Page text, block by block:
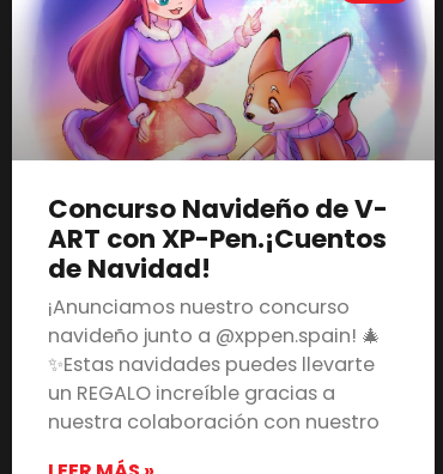
Concurso Navideño de V-
ART con XP-Pen.¡Cuentos
de Navidad!
¡Anunciamos nuestro concurso
navideño junto a @xppen.spain! 🎄
✨Estas navidades puedes llevarte
un REGALO increíble gracias a
nuestra colaboración con nuestro